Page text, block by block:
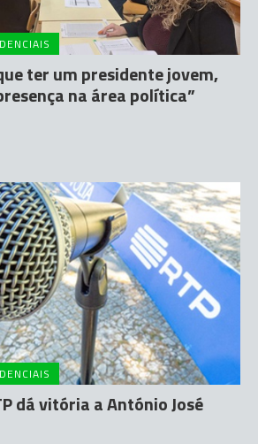
ter um presidente jovem,
na área política”
dá vitória a António José